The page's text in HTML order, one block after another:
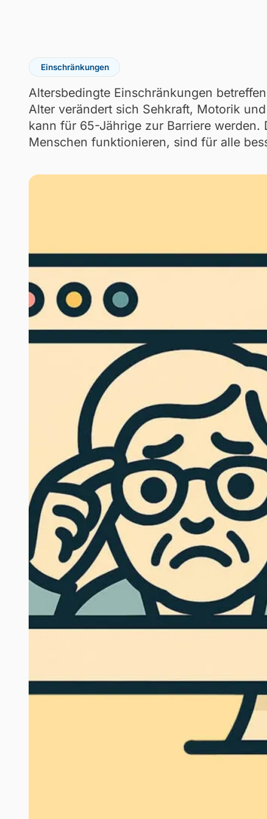
Einschränkungen
Altersbedingte Einschränkungen
Alter verändert sich Sehkraft, Motorik
kann für 65-Jährige zur Barriere
Menschen funktionieren, sind für alle